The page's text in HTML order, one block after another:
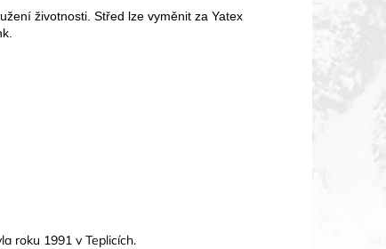
životnosti. Střed lze vyměnit za Yatex
roku 1991 v Teplicích.